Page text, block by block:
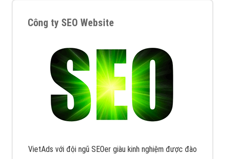
Công ty SEO Website
VietAds với đội ngũ SEOer giàu kinh nghiệm được đào